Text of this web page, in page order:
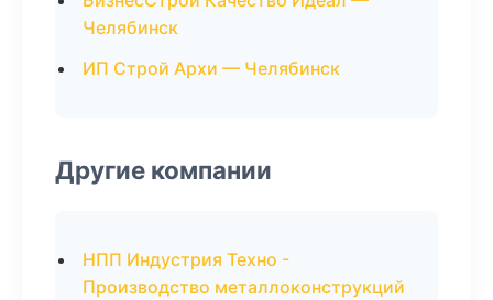
Челябинск
ИП Строй Архи — Челябинск
Другие компании
НПП Индустрия Техно -
Производство металлоконструкций